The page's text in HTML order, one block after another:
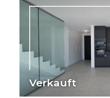
Verkauft